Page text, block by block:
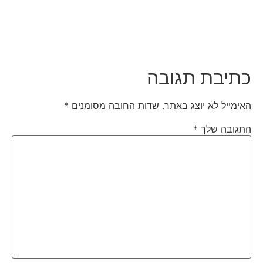
כתיבת תגובה
האימייל לא יוצג באתר. שדות החובה מסומנים*
התגובה שלך*